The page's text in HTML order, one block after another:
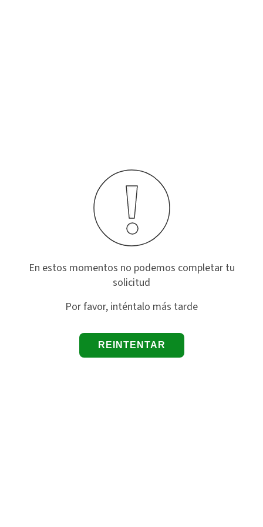
En estos momentos no podemos completar tu
solicitud
Por favor, inténtalo más tarde
REINTENTAR